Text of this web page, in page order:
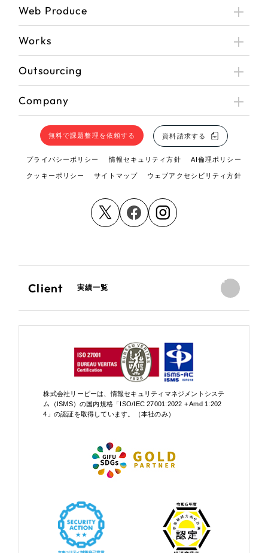
Web Produce
Works
Outsourcing
Company
無料で課題整理を依頼する 資料請求する
プライバシーポリシー 情報セキュリティ方針 AI倫理ポリシー
クッキーポリシー サイトマップ ウェブアクセシビリティ方針
Client 実績一覧
株式会社リーピーは、情報セキュリティマネジメントシステ
ム（ISMS）の国内規格「ISO/IEC 27001:2022 + Amd 1:202
4」の認証を取得しています。（本社のみ）